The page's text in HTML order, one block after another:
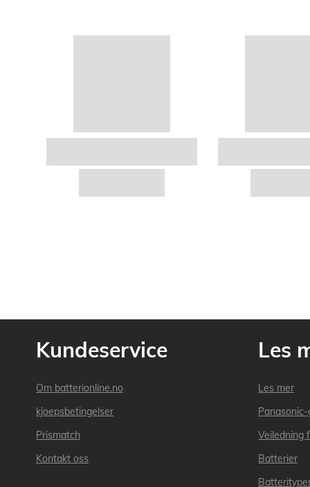
Kundeservice
Om batterionline.no
kjoepsbetingelser
Prismatch
Kontakt oss
Les
Les mer
Veiledning
Batterier